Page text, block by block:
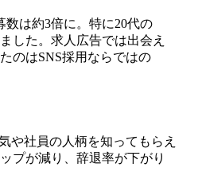
数は約3倍に。特に20代の
した。求人広告では出会え
のはSNS採用ならではの
や社員の人柄を知ってもらえ
プが減り、辞退率が下がり